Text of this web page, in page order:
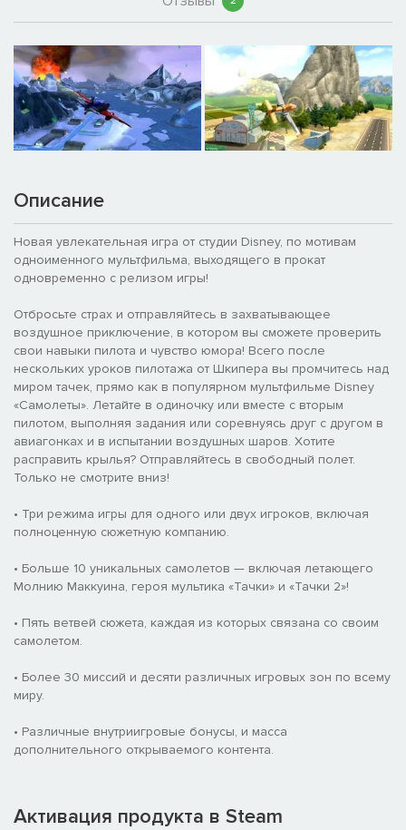
Описание
Новая увлекательная игра от студии Disney, по мотивам
одноименного мультфильма, выходящего в прокат
одновременно с релизом игры!
Отбросьте страх и отправляйтесь в захватывающее
воздушное приключение, в котором вы сможете проверить
свои навыки пилота и чувство юмора! Всего после
нескольких уроков пилотажа от Шкипера вы промчитесь над
миром тачек, прямо как в популярном мультфильме Disney
«Самолеты». Летайте в одиночку или вместе с вторым
пилотом, выполняя задания или соревнуясь друг с другом в
авиагонках и в испытании воздушных шаров. Хотите
расправить крылья? Отправляйтесь в свободный полет.
Только не смотрите вниз!
• Три режима игры для одного или двух игроков, включая
полноценную сюжетную компанию.
• Больше 10 уникальных самолетов — включая летающего
Молнию Маккуина, героя мультика «Тачки» и «Тачки 2»!
• Пять ветвей сюжета, каждая из которых связана со своим
самолетом.
• Более 30 миссий и десяти различных игровых зон по всему
миру.
• Различные внутриигровые бонусы, и масса
дополнительного открываемого контента.
Активация продукта в Steam